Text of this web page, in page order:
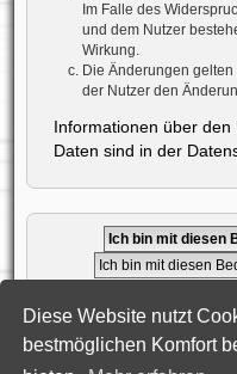
Diese Website nutzt
bestmöglichen Komfort
Im Falle des
und dem Nutzer
Wirkung.
Die Änderungen
der Nutzer den
Informationen über
Daten sind in der
Homepage der DLG